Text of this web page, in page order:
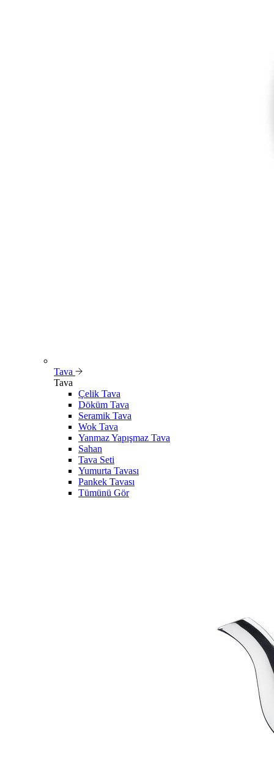
Tava
Tava
Çelik Tava
Döküm Tava
Seramik Tava
Wok Tava
Yanmaz Yapışmaz Tava
Sahan
Tava Seti
Yumurta Tavası
Pankek Tavası
Tümünü Gör